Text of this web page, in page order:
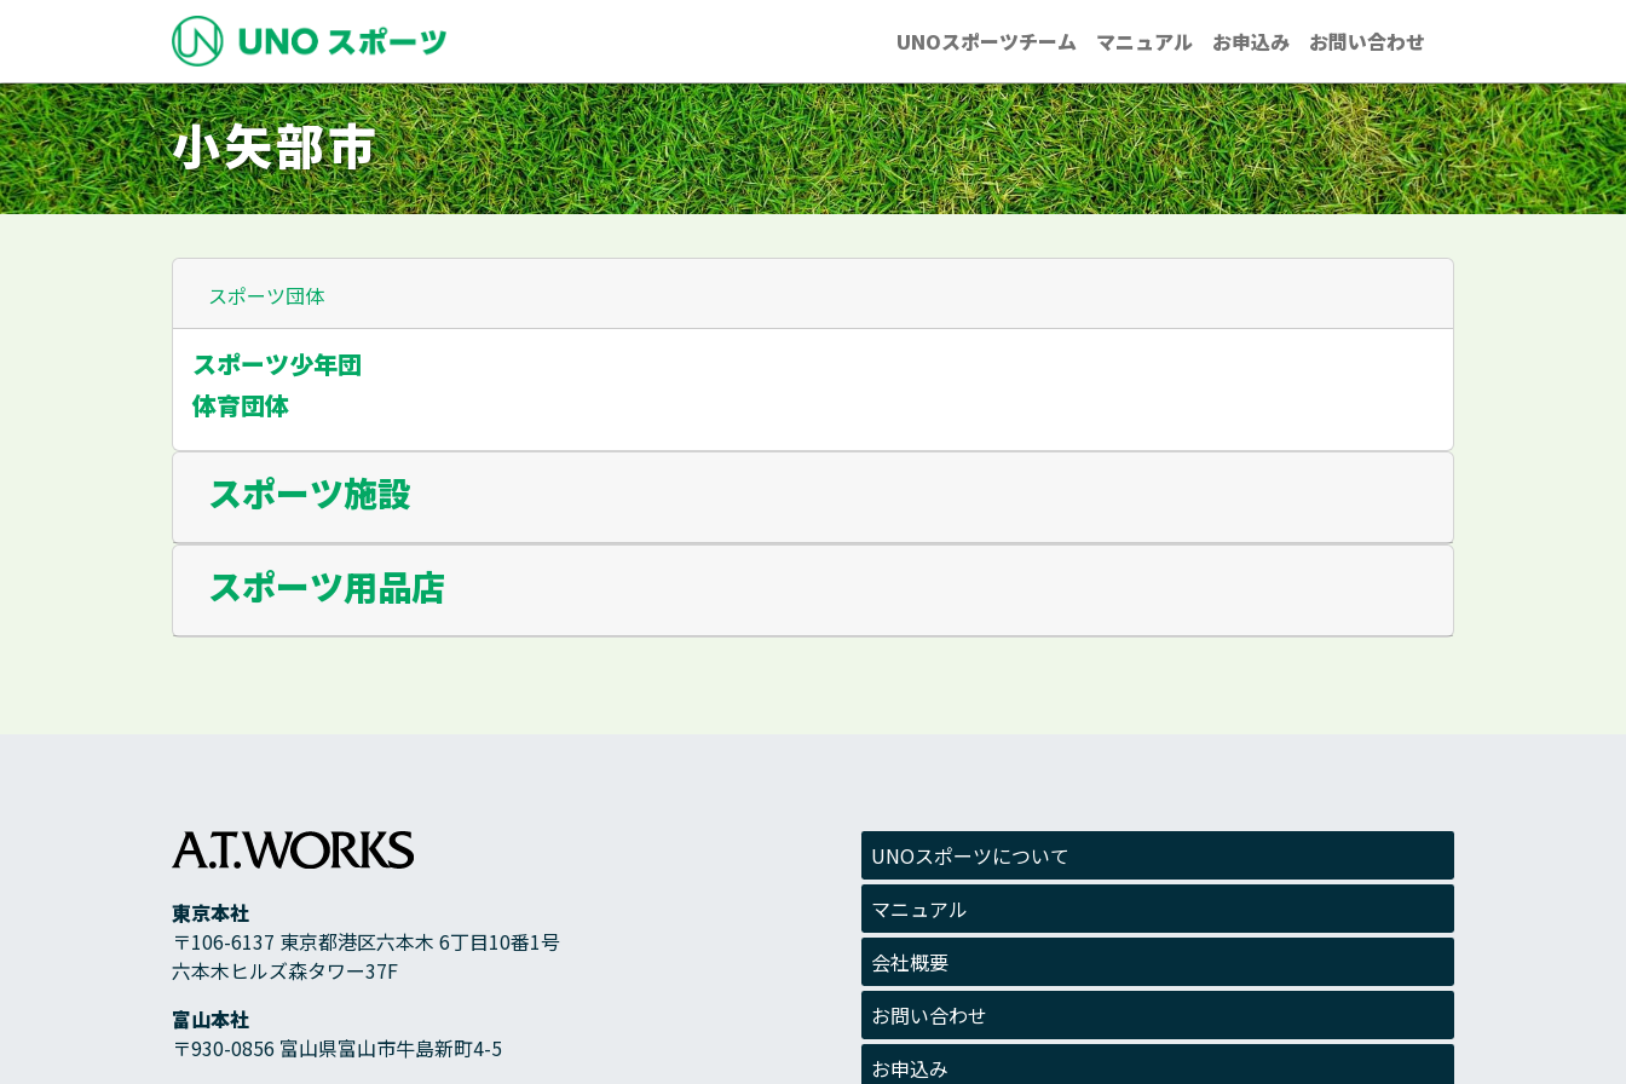
コンテンツへスキップ
メインナビゲーション UNOスポーツチーム マニュアル お申込み お問い合わせ
小矢部市
スポーツ団体
スポーツ少年団
体育団体
スポーツ施設
スポーツ用品店
東京本社
〒106-6137 東京都港区六本木 6丁目10番1号
六本木ヒルズ森タワー37F
富山本社
〒930-0856 富山県富山市牛島新町4-5
UNOスポーツについて
マニュアル
会社概要
お問い合わせ
お申込み